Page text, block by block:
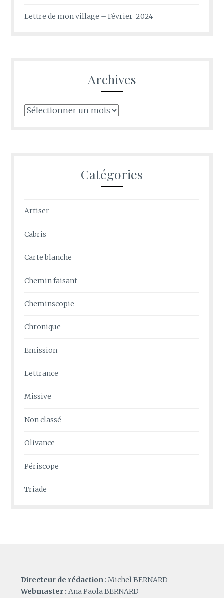
Lettre de mon village – Février 2024
Archives
Archives
Catégories
Artiser
Cabris
Carte blanche
Chemin faisant
Cheminscopie
Chronique
Emission
Lettrance
Missive
Non classé
Olivance
Périscope
Triade
Directeur de rédaction : Michel BERNARD
Webmaster : Ana Paola BERNARD